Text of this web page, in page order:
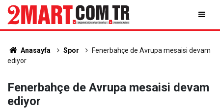
Anasayfa Spor
Fenerbahçe de Avrupa mesaisi devam
ediyor
Fenerbahçe de Avrupa mesaisi devam
ediyor